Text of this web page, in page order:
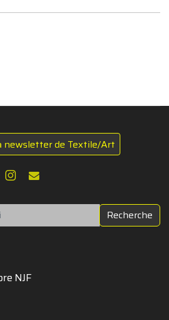
newsletter de Textile/Art
Recherche
NJF